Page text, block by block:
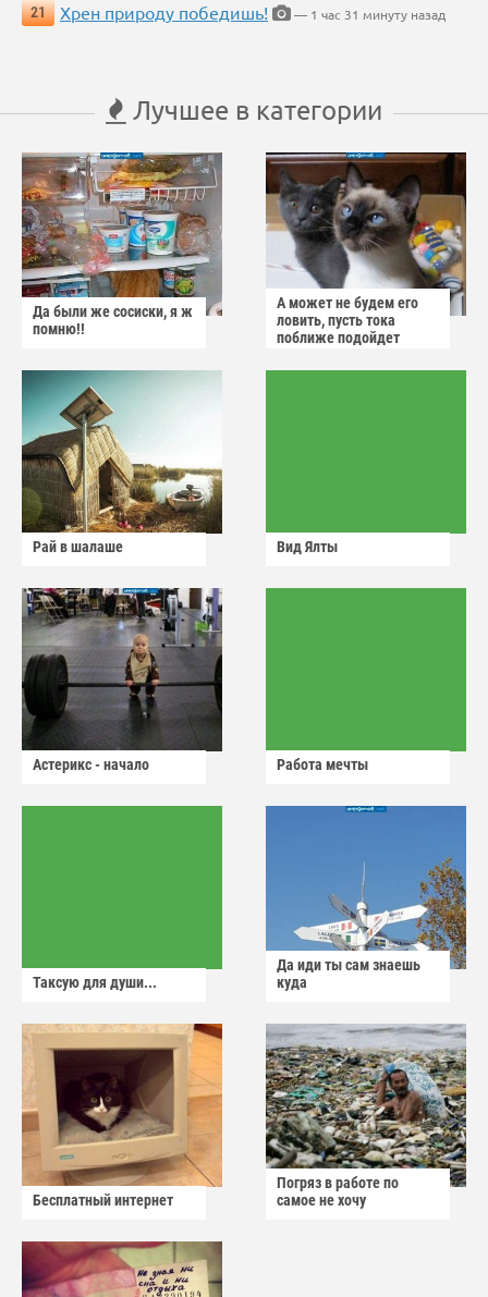
21
Хрен природу победишь! — 1 час 31 минуту назад
Лучшее в категории
Да были же сосиски, я ж
помню!!
А может не будем его
ловить, пусть тока
поближе подойдет
Рай в шалаше Вид Ялты
Астерикс - начало Работа мечты
Таксую для души...
Да иди ты сам знаешь
куда
Бесплатный интернет
Погряз в работе по
самое не хочу